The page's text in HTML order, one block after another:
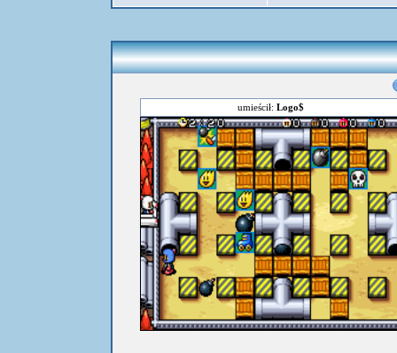
umieścił: Logo$